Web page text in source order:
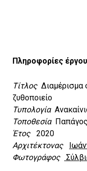
Πληροφορίες
ΤίτλοςΔιαμέρισμα
ζυθοποιείο
Τυπολογία
Τοποθεσία
Έτος2020
Αρχιτέκτονας
Φωτογράφος